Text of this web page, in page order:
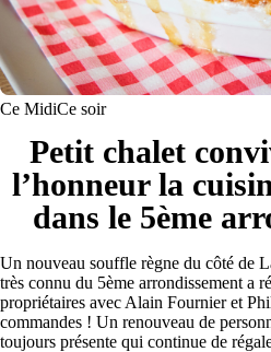
Ce MidiCe soir
Petit chalet
l’honneur la
dans le 5ème
Un nouveau souffle règne du côté de
très connu du 5ème arrondissement a
propriétaires avec Alain Fournier et
commandes ! Un renouveau de
toujours présente qui continue de